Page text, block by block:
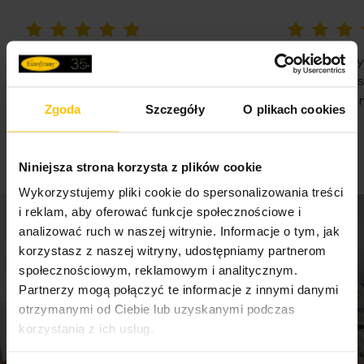
Zgoda Szczegóły O plikach cookies
Niniejsza strona korzysta z plików cookie
Wykorzystujemy pliki cookie do spersonalizowania treści
i reklam, aby oferować funkcje społecznościowe i
analizować ruch w naszej witrynie. Informacje o tym, jak
korzystasz z naszej witryny, udostępniamy partnerom
społecznościowym, reklamowym i analitycznym.
Partnerzy mogą połączyć te informacje z innymi danymi
otrzymanymi od Ciebie lub uzyskanymi podczas
korzystania z ich usług.
100%
WSZYSTKO SPRAWNIE SZYBKA
07-08-2026
100%
Nie
Państwa
Nie traćcie